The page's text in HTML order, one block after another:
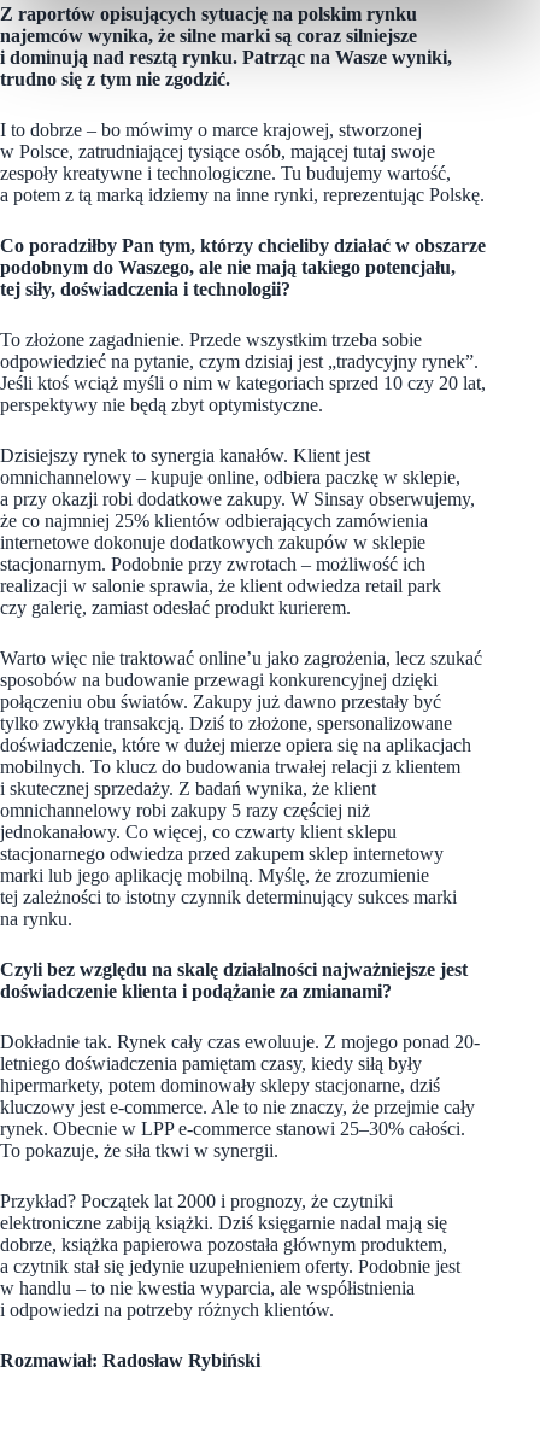
Z raportów opisujących sytuację na polskim rynku
najemców wynika, że silne marki są coraz silniejsze
i dominują nad resztą rynku. Patrząc na Wasze wyniki,
trudno się z tym nie zgodzić.
I to dobrze – bo mówimy o marce krajowej, stworzonej
w Polsce, zatrudniającej tysiące osób, mającej tutaj swoje
zespoły kreatywne i technologiczne. Tu budujemy wartość,
a potem z tą marką idziemy na inne rynki, reprezentując Polskę.
Co poradziłby Pan tym, którzy chcieliby działać w obszarze
podobnym do Waszego, ale nie mają takiego potencjału,
tej siły, doświadczenia i technologii?
To złożone zagadnienie. Przede wszystkim trzeba sobie
odpowiedzieć na pytanie, czym dzisiaj jest „tradycyjny rynek”.
Jeśli ktoś wciąż myśli o nim w kategoriach sprzed 10 czy 20 lat,
perspektywy nie będą zbyt optymistyczne.
Dzisiejszy rynek to synergia kanałów. Klient jest
omnichannelowy – kupuje online, odbiera paczkę w sklepie,
a przy okazji robi dodatkowe zakupy. W Sinsay obserwujemy,
że co najmniej 25% klientów odbierających zamówienia
internetowe dokonuje dodatkowych zakupów w sklepie
stacjonarnym. Podobnie przy zwrotach – możliwość ich
realizacji w salonie sprawia, że klient odwiedza retail park
czy galerię, zamiast odesłać produkt kurierem.
Warto więc nie traktować online’u jako zagrożenia, lecz szukać
sposobów na budowanie przewagi konkurencyjnej dzięki
połączeniu obu światów. Zakupy już dawno przestały być
tylko zwykłą transakcją. Dziś to złożone, spersonalizowane
doświadczenie, które w dużej mierze opiera się na aplikacjach
mobilnych. To klucz do budowania trwałej relacji z klientem
i skutecznej sprzedaży. Z badań wynika, że klient
omnichannelowy robi zakupy 5 razy częściej niż
jednokanałowy. Co więcej, co czwarty klient sklepu
stacjonarnego odwiedza przed zakupem sklep internetowy
marki lub jego aplikację mobilną. Myślę, że zrozumienie
tej zależności to istotny czynnik determinujący sukces marki
na rynku.
Czyli bez względu na skalę działalności najważniejsze jest
doświadczenie klienta i podążanie za zmianami?
Dokładnie tak. Rynek cały czas ewoluuje. Z mojego ponad 20-
letniego doświadczenia pamiętam czasy, kiedy siłą były
hipermarkety, potem dominowały sklepy stacjonarne, dziś
kluczowy jest e-commerce. Ale to nie znaczy, że przejmie cały
rynek. Obecnie w LPP e-commerce stanowi 25–30% całości.
To pokazuje, że siła tkwi w synergii.
Przykład? Początek lat 2000 i prognozy, że czytniki
elektroniczne zabiją książki. Dziś księgarnie nadal mają się
dobrze, książka papierowa pozostała głównym produktem,
a czytnik stał się jedynie uzupełnieniem oferty. Podobnie jest
w handlu – to nie kwestia wyparcia, ale współistnienia
i odpowiedzi na potrzeby różnych klientów.
Rozmawiał: Radosław Rybiński